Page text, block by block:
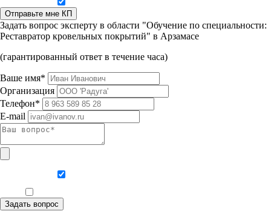
Отправьте мне КП
Задать вопрос эксперту в области "Обучение по специальности:
Реставратор кровельных покрытий" в Арзамасе
(гарантированный ответ в течение часа)
Ваше имя*
Организация
Телефон*
E-mail
Задать вопрос